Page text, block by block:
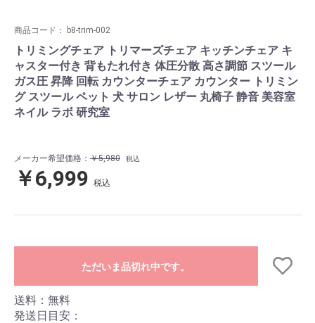
商品コード： b8-trim-002
トリミングチェア トリマーズチェア キッチンチェア キ
ャスター付き 背もたれ付き 体圧分散 高さ調節 スツール
ガス圧 昇降 回転 カウンターチェア カウンター トリミン
グ スツール ペット 犬 サロン レザー 丸椅子 静音 美容室
ネイル ラボ 研究室
メーカー希望価格： ￥5,980 税込
￥6,999 税込
ただいま品切れ中です。
送料：無料
発送日目安：